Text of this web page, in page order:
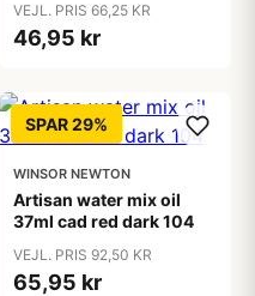
VEJL. PRIS 66,25 KR
46,95 kr
SPAR 29%
WINSOR NEWTON
Artisan water mix oil
37ml cad red dark 104
VEJL. PRIS 92,50 KR
65,95 kr